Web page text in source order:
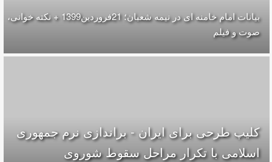
بیانات امام خامنه ای در نیمه شعبان؛ 21فروردین1399 + نکته خوانی،
صوت و فیلم
کلیپ طرحی برای ایران - براندازی نرم جمهوری
اسلامی با تکرار مراحل سقوط شوروی